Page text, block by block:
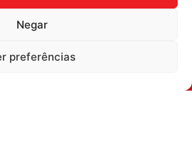
Negar
preferências